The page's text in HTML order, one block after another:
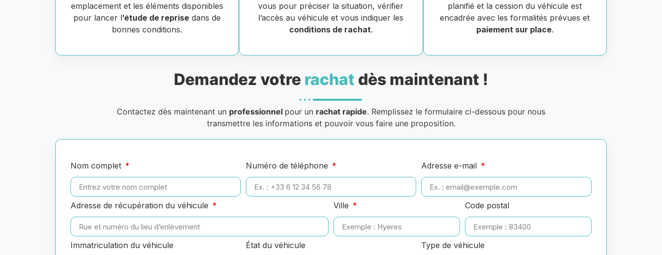
emplacement et les éléments disponibles
pour lancer l’étude de reprise dans de
bonnes conditions.
vous pour préciser la situation, vérifier
l’accès au véhicule et vous indiquer les
conditions de rachat.
planifié et la cession du véhicule est
encadrée avec les formalités prévues et
paiement sur place.
Demandez votre rachat dès maintenant !
Contactez dès maintenant un professionnel pour un rachat rapide. Remplissez le formulaire ci-dessous pour nous
transmettre les informations et pouvoir vous faire une proposition.
Nom complet Numéro de téléphone Adresse e-mail
Adresse de récupération du véhicule Ville Code postal
Immatriculation du véhicule État du véhicule Type de véhicule